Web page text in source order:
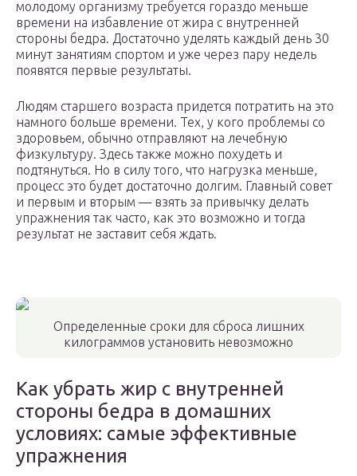
молодому организму требуется гораздо меньше
времени на избавление от жира с внутренней
стороны бедра. Достаточно уделять каждый день 30
минут занятиям спортом и уже через пару недель
появятся первые результаты.
Людям старшего возраста придется потратить на это
намного больше времени. Тех, у кого проблемы со
здоровьем, обычно отправляют на лечебную
физкультуру. Здесь также можно похудеть и
подтянуться. Но в силу того, что нагрузка меньше,
процесс это будет достаточно долгим. Главный совет
и первым и вторым — взять за привычку делать
упражнения так часто, как это возможно и тогда
результат не заставит себя ждать.
Определенные сроки для сброса лишних
килограммов установить невозможно
Как убрать жир с внутренней
стороны бедра в домашних
условиях: самые эффективные
упражнения